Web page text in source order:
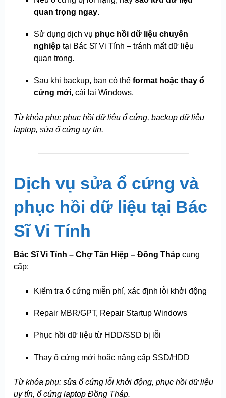
quan trọng ngay.
Sử dụng dịch vụ phục hồi dữ liệu chuyên
nghiệptại Bác Sĩ Vi Tính – tránh mất dữ liệu
quan trọng.
Sau khi backup, bạn có thể format hoặc thay ổ
cứng mới, cài lại Windows.
Từ khóa phụ: phục hồi dữ liệu ổ cứng, backup dữ liệu
laptop, sửa ổ cứng uy tín.
Dịch vụ sửa ổ cứng và
phục hồi dữ liệu tại Bác
Sĩ Vi Tính
Bác Sĩ Vi Tính – Chợ Tân Hiệp – Đồng Thápcung
cấp:
Kiểm tra ổ cứng miễn phí, xác định lỗi khởi động
Repair MBR/GPT, Repair Startup Windows
Phục hồi dữ liệu từ HDD/SSD bị lỗi
Thay ổ cứng mới hoặc nâng cấp SSD/HDD
Từ khóa phụ: sửa ổ cứng lỗi khởi động, phục hồi dữ liệu
uy tín, ổ cứng laptop Đồng Tháp.